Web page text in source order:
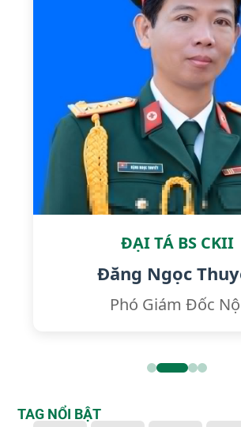
ĐẠI TÁ BS CKII
Đăng Ngọc
Phó Giám Đốc
TAG NỔI BẬT